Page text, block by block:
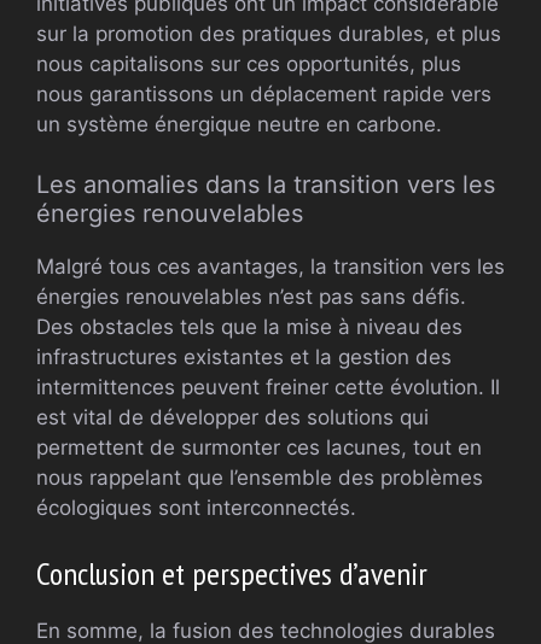
sur la promotion des pratiques durables, et plus
nous capitalisons sur ces opportunités, plus
nous garantissons un déplacement rapide vers
un système énergique neutre en carbone.
Les anomalies dans la transition vers les
énergies renouvelables
Malgré tous ces avantages, la transition vers les
énergies renouvelables n’est pas sans défis.
Des obstacles tels que la mise à niveau des
infrastructures existantes et la gestion des
intermittences peuvent freiner cette évolution. Il
est vital de développer des solutions qui
permettent de surmonter ces lacunes, tout en
nous rappelant que l’ensemble des problèmes
écologiques sont interconnectés.
Conclusion et perspectives d’avenir
En somme, la fusion des technologies durables